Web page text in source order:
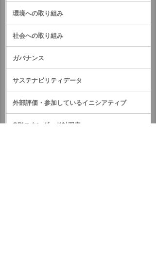
環境への取り組み
社会への取り組み
ガバナンス
サステナビリティデータ
外部評価・参加しているイニシアティブ
GRIスタンダード対照表